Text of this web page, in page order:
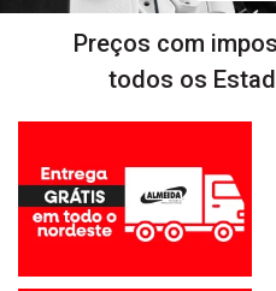
Preços com
todos os